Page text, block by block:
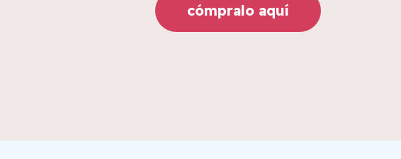
cómpralo aquí